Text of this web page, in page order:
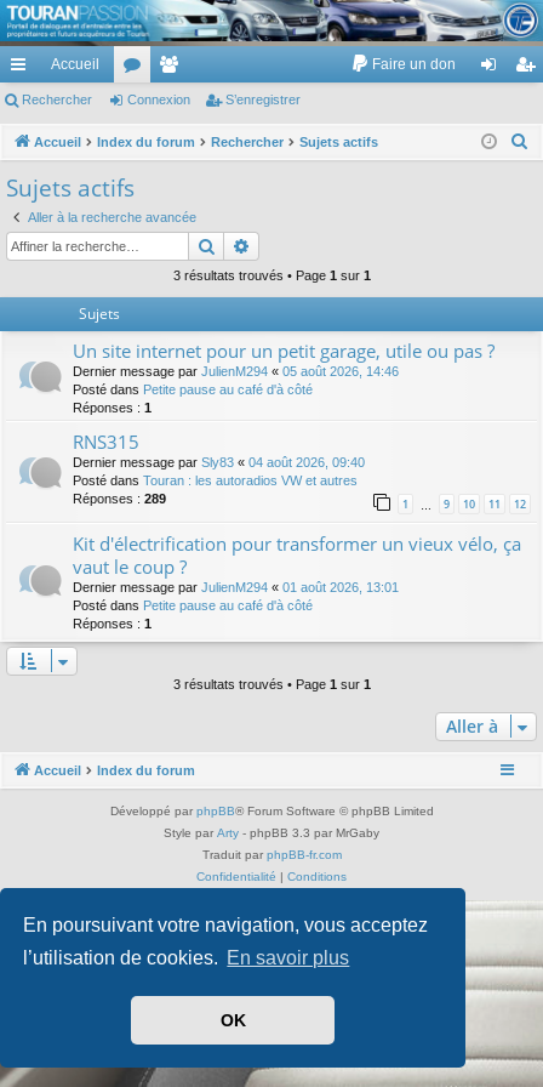
En poursuivant votre navigation, vous acceptez
l’utilisation de cookies. En savoir plus
OK
TouranPassion
Le forum des propriétaires ou futurs acquéreurs du Volkswagen Touran
cc
ès
pi
de
Accueil
or
u
s
e
m
Faire un don
ne nr
Rechercher Connexion S’enregistrer
Accueil Index du forum Rechercher Sujets actifs
c
Sujets actifs
Aller à la recherche avancée
Rechercher
3 résultats trouvés • Page 1 sur 1
Sujets
Un site internet pour un petit garage, utile ou pas ?
Dernier message par JulienM294 « 05 août 2026, 14:46
Posté dans Petite pause au café d'à côté
Réponses : 1
RNS315
Dernier message par Sly83 « 04 août 2026, 09:40
Posté dans Touran : les autoradios VW et autres
Réponses : 289 1 … 9 10 11 12
Kit d'électrification pour transformer un vieux vélo, ça
vaut le coup ?
Dernier message par JulienM294 « 01 août 2026, 13:01
Posté dans Petite pause au café d'à côté
Réponses : 1
3 résultats trouvés • Page 1 sur 1
Aller à
Accueil Index du forum
Développé par phpBB® Forum Software © phpBB Limited
Style par Arty - phpBB 3.3 par MrGaby
Traduit par phpBB-fr.com
Confidentialité | Conditions